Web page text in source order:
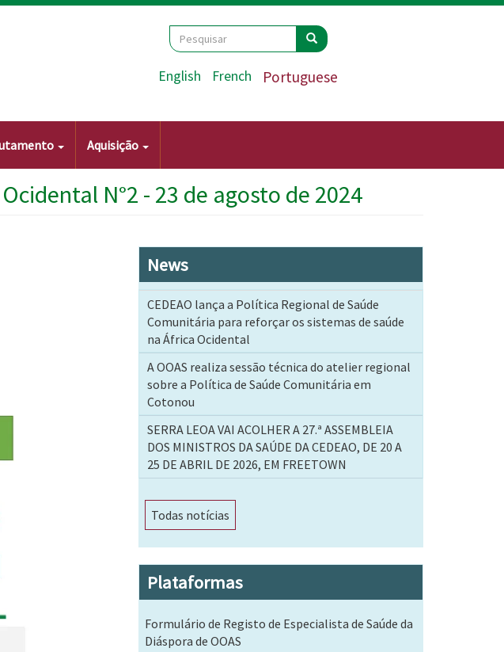
Search
Pesquisar Pesquisar
English French Portuguese
Aquisição
N°2 - 23 de agosto de 2024
News
CEDEAO lança a Política Regional de Saúde
Comunitária para reforçar os sistemas de saúde
na África Ocidental
A OOAS realiza sessão técnica do atelier regional
sobre a Política de Saúde Comunitária em
Cotonou
SERRA LEOA VAI ACOLHER A 27.ª ASSEMBLEIA
DOS MINISTROS DA SAÚDE DA CEDEAO, DE 20 A
25 DE ABRIL DE 2026, EM FREETOWN
Todas notícias
Plataformas
Formulário de Registo de Especialista de Saúde da
Diáspora de OOAS